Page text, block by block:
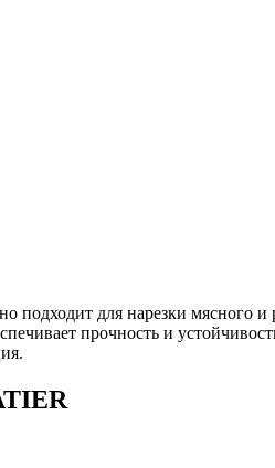
подходит для нарезки мясного
прочность и